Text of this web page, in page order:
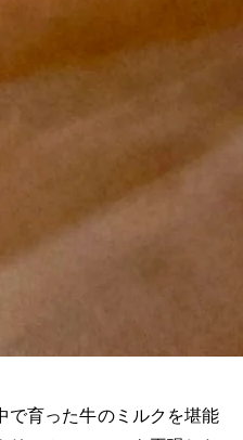
で育った牛のミルクを堪能